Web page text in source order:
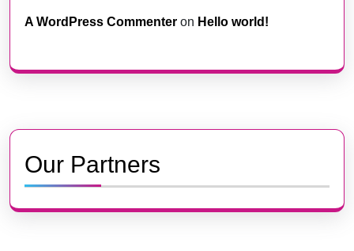
A WordPress Commenter on Hello world!
Our Partners